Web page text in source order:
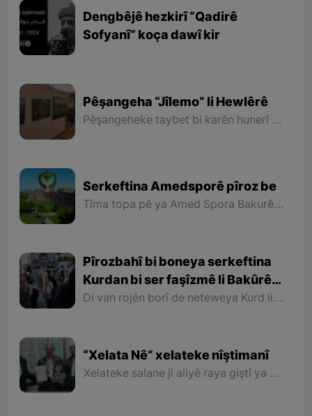
Dengbêjê hezkirî “Qadirê
Sofyanî” koça dawî kir
Pêşangeha “Jîlemo” li Hewlêrê
Pêşangeheke taybet bi karên hunerî yên “Maşalah Mihemedî” (Arêz) ê hunermendê nîgarkêş ê xelkê Rojhilatê Kurdistanê li Hewlêrê hate vekirin.
Serkeftina Amedsporê pîroz be
Tîma topa pê ya Amed Spora Bakurê Kurdistanê ger ji aliyê şovênîzmên desthilata zordar ve rastî dijayetîkirinê hatiye û dijayetiya wê tê kirin, lê bi kêfxweşî ve heta niha kariye berdewam rêya serkeftinê bo aliyê lûtkeyê bipîve û niha bûye nûnerê dengê Kurdistaniyên her çar parçeyên Kurdistanê di qada werzişê de.
Pîrozbahî bi boneya serkeftina
Kurdan bi ser faşîzmê li Bakûrê
Kurdistanê
Di van rojên borî de neteweya Kurd li Bakurê Kurdistanê du serkeftinên mezin tomar kir. Ya yekem serkeftina Partiya Kurdistanî (Dem Partî) di hilbijartinên şaredariyan de û bidestveanîna desthilata 85 şaredariyan û bi taybetî şaredariyên 11 bajarên mezin ên Bakurê Kurdistanê bû.
“Xelata Nê” xelateke nîştimanî
Xelateke salane ji aliyê raya giştî ya xelkê gundê mezin ê “Nê” yê ser bi Merîwanê ve hatiye diyarîkirin ku biryar e ji îsal ve bi kesên hilkeftî yên warên cuda li devera Merîwanê bê bexşîn.